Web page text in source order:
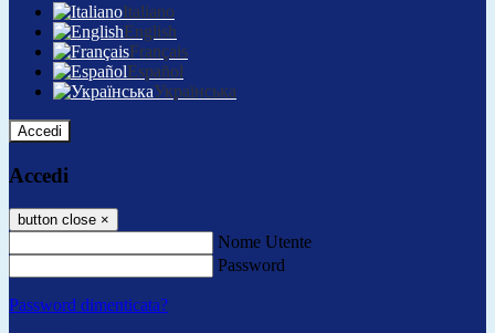
Italiano
English
Français
Español
Українська
Accedi
Accedi
button close ×
Nome Utente
Password
Password dimenticata?